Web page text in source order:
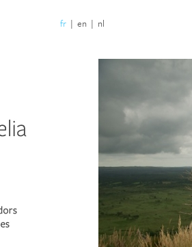
fr | en | nl